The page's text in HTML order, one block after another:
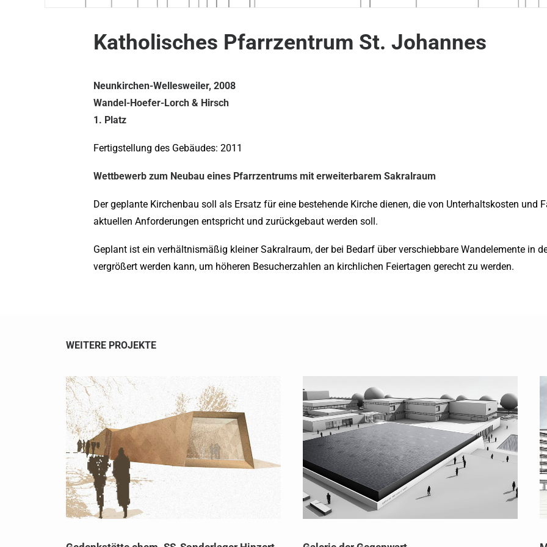
Katholisches Pfarrzentrum St. Johannes
Neunkirchen-Wellesweiler, 2008
Wandel-Hoefer-Lorch & Hirsch
1. Platz
Fertigstellung des Gebäudes: 2011
Wettbewerb zum Neubau eines Pfarrzentrums mit erweiterbarem Sakralraum
Der geplante Kirchenbau soll als Ersatz für eine bestehende Kirche dienen, die von Unterhaltskosten und
aktuellen Anforderungen entspricht und zurückgebaut werden soll.
Geplant ist ein verhältnismäßig kleiner Sakralraum, der bei Bedarf über verschiebbare Wandelemente in
vergrößert werden kann, um höheren Besucherzahlen an kirchlichen Feiertagen gerecht zu werden.
WEITERE PROJEKTE